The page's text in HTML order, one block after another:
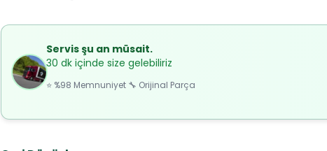
Servis şu an müsait.
30 dk içinde size gelebiliriz
⭐ %98 Memnuniyet 🔧 Orijinal Parça